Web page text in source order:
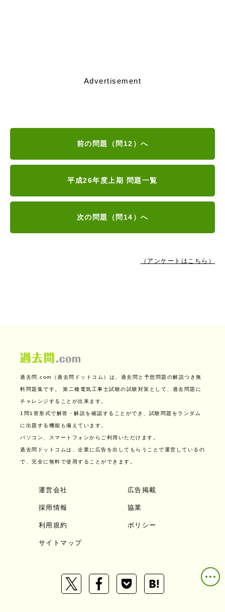
Advertisement
前の問題（問12）へ
平成26年度上期 問題一覧
次の問題（問14）へ
（アンケートはこちら）
過去問.com（過去問ドットコム）は、過去問と予想問題の解説つき無
料問題集です。 第二種電気工事士試験の試験対策として、過去問題に
チャレンジすることが出来ます。
1問1答形式で解答・解説を確認することができ、試験問題をランダム
に出題する機能も備えています。
パソコン、スマートフォンからご利用いただけます。
過去問ドットコムは、企業に広告を出してもらうことで運営しているの
で、完全に無料で使用することができます。
運営会社 広告掲載
採用情報 協業
利用規約 ポリシー
サイトマップ